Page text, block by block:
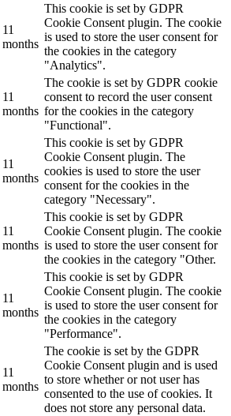
11
months
This cookie is set by GDPR
Cookie Consent plugin. The cookie
is used to store the user consent for
the cookies in the category
"Analytics".
11
months
The cookie is set by GDPR cookie
consent to record the user consent
for the cookies in the category
"Functional".
11
months
This cookie is set by GDPR
Cookie Consent plugin. The
cookies is used to store the user
consent for the cookies in the
category "Necessary".
11
months
This cookie is set by GDPR
Cookie Consent plugin. The cookie
is used to store the user consent for
the cookies in the category "Other.
11
months
This cookie is set by GDPR
Cookie Consent plugin. The cookie
is used to store the user consent for
the cookies in the category
"Performance".
11
months
The cookie is set by the GDPR
Cookie Consent plugin and is used
to store whether or not user has
consented to the use of cookies. It
does not store any personal data.